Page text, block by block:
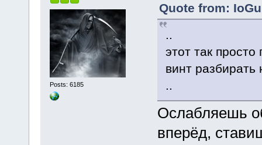
Posts: 6185
Quote from:
..
этот так
винт разбирать
..
Ослабляешь
вперёд,